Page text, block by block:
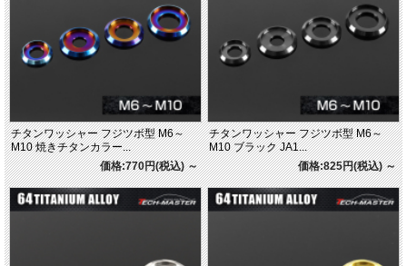
チタンワッシャー フジツボ型 M6～
M10 焼きチタンカラー...
価格:770円(税込)～
チタンワッシャー フジツボ型 M6～
M10 ブラック JA1...
価格:825円(税込)～